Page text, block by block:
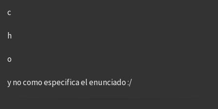
c
h
o
y no como especifica el enunciado :/